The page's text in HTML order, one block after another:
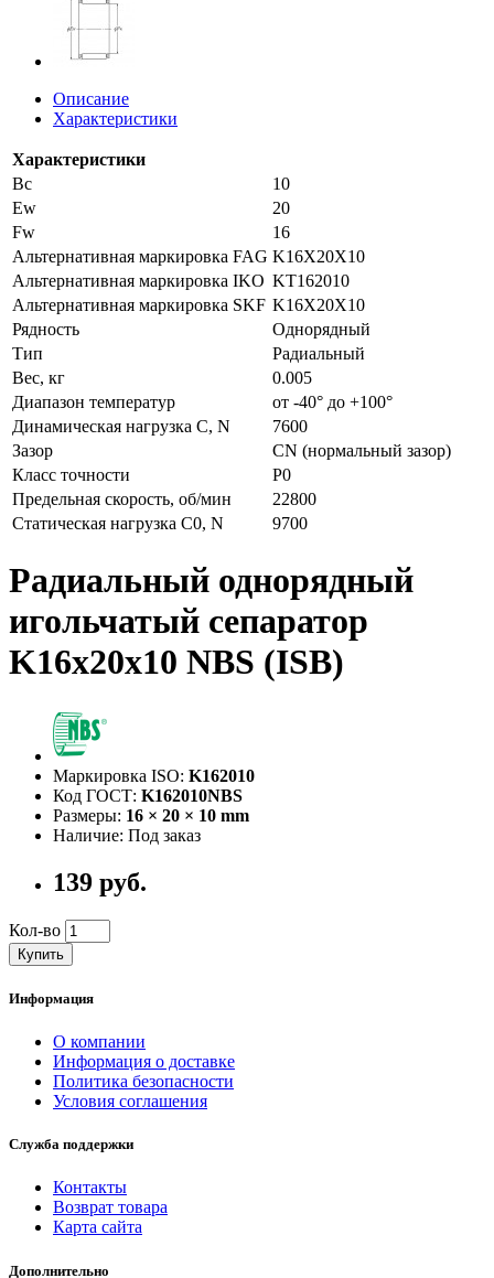
Описание
Характеристики
Характеристики
Bc
10
Ew
20
Fw
16
Альтернативная маркировка FAG K16X20X10
Альтернативная маркировка IKO KT162010
Альтернативная маркировка SKF K16X20X10
Рядность
Однорядный
Тип
Радиальный
Вес, кг
0.005
Диапазон температур
от -40° до +100°
Динамическая нагрузка C, N
7600
Зазор
CN (нормальный зазор)
Класс точности
P0
Предельная скорость, об/мин
22800
Статическая нагрузка C0, N
9700
Радиальный однорядный
игольчатый сепаратор
K16x20x10 NBS (ISB)
Маркировка ISO: K162010
Код ГОСТ: K162010NBS
Размеры: 16 × 20 × 10 mm
Наличие: Под заказ
139 руб.
Кол-во
Купить
Информация
О компании
Информация о доставке
Политика безопасности
Условия соглашения
Служба поддержки
Контакты
Возврат товара
Карта сайта
Дополнительно